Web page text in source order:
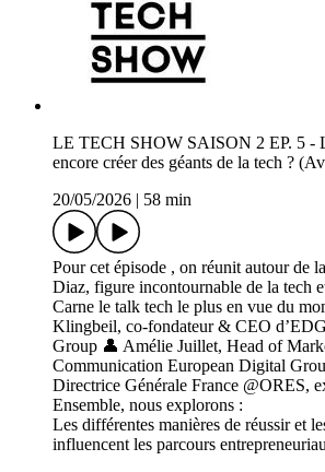
LE TECH SHOW SAISON 2 EP. 5 -
encore créer des géants de la tech ?
20/05/2026
58 min
Pour cet épisode , on réunit autour de
Diaz, figure incontournable de la tech
Carne le talk tech le plus en vue du
Klingbeil, co-fondateur & CEO
Group 👤 Amélie Juillet, Head of
Communication European Digital
Directrice Générale France @ORES,
Ensemble, nous explorons :
Les différentes manières de réussir et
influencent les parcours